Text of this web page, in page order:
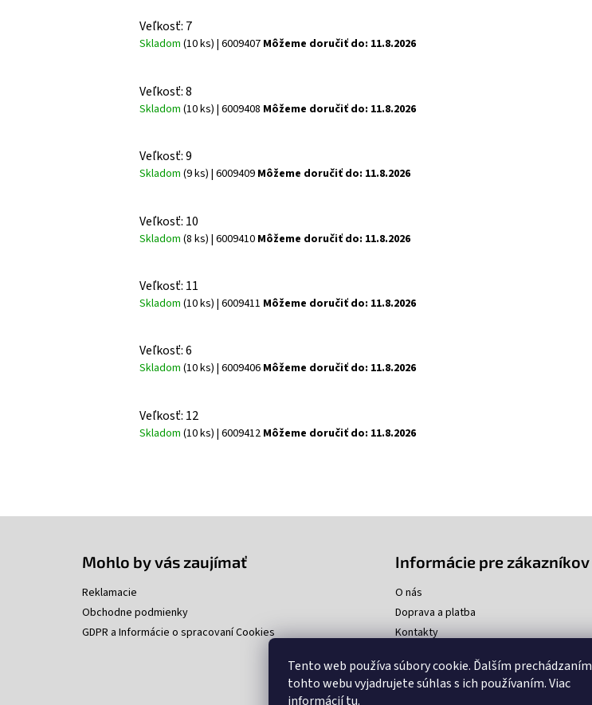
Tento web používa súbory cookie. Ďalším prechádzaním
tohto webu vyjadrujete súhlas s ich používaním. Viac
informáciítu.
Veľkosť: 7
Skladom (10 ks) | 6009407 Môžeme doručiť do: 11.8.2026
Veľkosť: 8
Skladom (10 ks) | 6009408 Môžeme doručiť do: 11.8.2026
Veľkosť: 9
Skladom (9 ks) | 6009409 Môžeme doručiť do: 11.8.2026
Veľkosť: 10
Skladom (8 ks) | 6009410 Môžeme doručiť do: 11.8.2026
Veľkosť: 11
Skladom (10 ks) | 6009411 Môžeme doručiť do: 11.8.2026
Veľkosť: 6
Skladom (10 ks) | 6009406 Môžeme doručiť do: 11.8.2026
Veľkosť: 12
Skladom (10 ks) | 6009412 Môžeme doručiť do: 11.8.2026
Mohlo by vás zaujímať
Reklamacie
Obchodne podmienky
GDPR a Informácie o spracovaní Cookies
Informácie pre zákazníkov
O nás
Doprava a platba
Kontakty